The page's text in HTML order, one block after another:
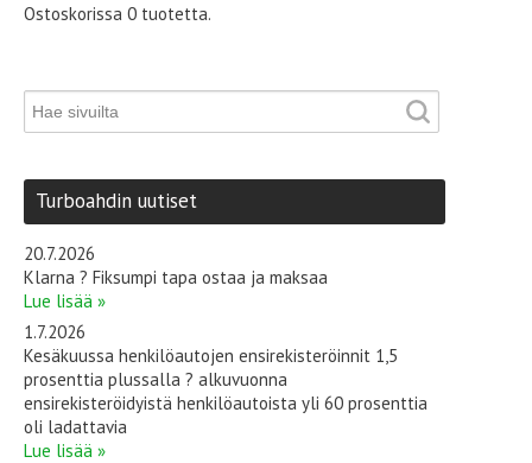
Ostoskorissa 0 tuotetta.
Turboahdin uutiset
20.7.2026
Klarna ? Fiksumpi tapa ostaa ja maksaa
Lue lisää »
1.7.2026
Kesäkuussa henkilöautojen ensirekisteröinnit 1,5
prosenttia plussalla ? alkuvuonna
ensirekisteröidyistä henkilöautoista yli 60 prosenttia
oli ladattavia
Lue lisää »